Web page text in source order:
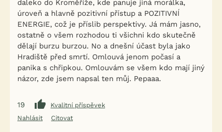
daleko do Kroměříže, kde panuje jiná morálka,
úroveň a hlavně pozitivní přístup a POZITIVNÍ
ENERGIE, což je příslib perspektivy. Já mám jasno,
ostatně o všem rozhodou ti všichni kdo skutečně
dělají burzu burzou. No a dnešní účast byla jako
Hradiště před smrtí. Omlouvá jenom počasí a
panika s chřipkou. Omlouvám se všem kdo mají jiný
názor, zde jsem napsal ten můj. Pepaaa.
19
Kvalitní příspěvek
Nahlásit
Citovat